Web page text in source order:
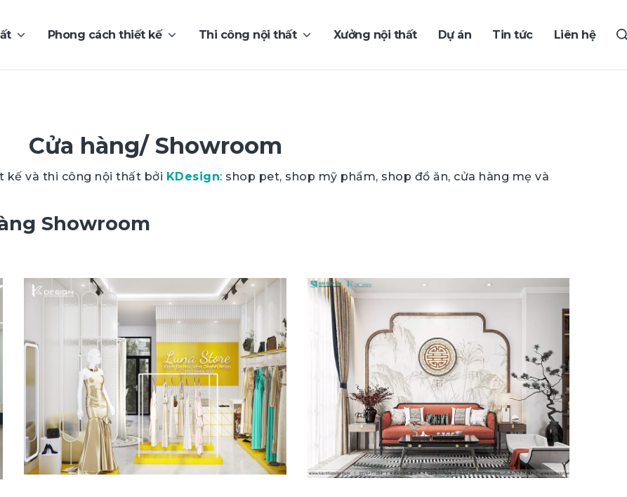
Phong cách thiết kế Thi công nội thất Xưởng nội thất Dự án Tin tức Liên hệ
Cửa hàng/ Showroom
kế và thi công nội thất bởi KDesign: shop pet, shop mỹ phẩm, shop đồ ăn, cửa hàng mẹ và
Showroom